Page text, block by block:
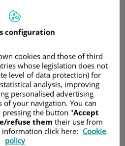
ha realizado con éxito un
intervención de alta
configuration
cookies and those of third
whose legislation does not
level of data protection) for
analysis, improving
personalised advertising
of your navigation. You can
pressing the button "Accept
refuse them their use from
information click here: Cookie
policy